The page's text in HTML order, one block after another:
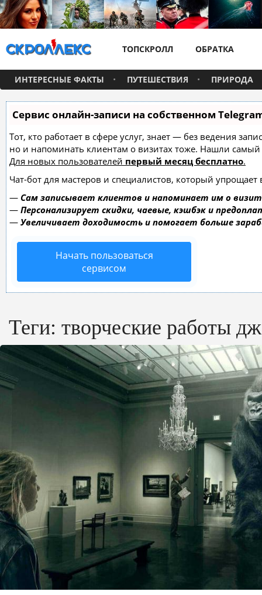
ТОПСКРОЛЛ ОБРАТКА
ИНТЕРЕСНЫЕ ФАКТЫ ПУТЕШЕСТВИЯ ПРИРОДА
Сервис онлайн-записи на собственном
Тот, кто работает в сфере услуг, знает — без ведения
но и напоминать клиентам о визитах тоже. Нашли
Для новых пользователей первый месяц бесплатно.
Чат-бот для мастеров и специалистов, который упрощает
— Сам записывает клиентов и напоминает им о
— Персонализирует скидки, чаевые, кэшбэк и
— Увеличивает доходимость и помогает больше
Начать пользоваться
сервисом
Теги: творческие работы